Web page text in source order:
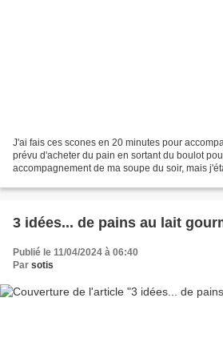
J'ai fais ces scones en 20 minutes pour
prévu d'acheter du pain en sortant du boulot
accompagnement de ma soupe du soir, mais
3 idées... de pains au lait
Publié le 11/04/2024 à 06:40
Par sotis